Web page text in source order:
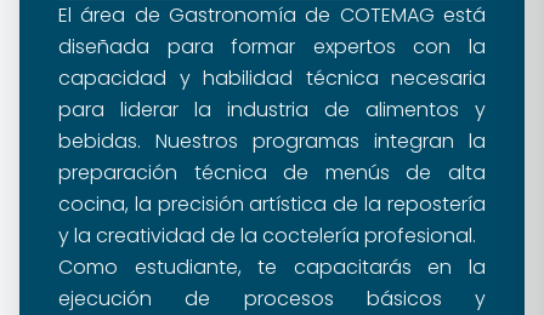
El área de Gastronomía de COTEMAG está
diseñada para formar expertos con la
capacidad y habilidad técnica necesaria
para liderar la industria de alimentos y
bebidas. Nuestros programas integran la
preparación técnica de menús de alta
cocina, la precisión artística de la repostería
y la creatividad de la coctelería profesional.
Como estudiante, te capacitarás en la
ejecución de procesos básicos y